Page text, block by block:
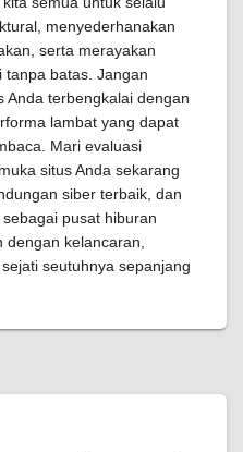
menyederhanakan
serta merayakan
tanpa batas. Jangan
Anda terbengkalai dengan
lambat yang dapat
Mari evaluasi
situs Anda sekarang
siber terbaik, dan
pusat hiburan
kelancaran,
seutuhnya sepanjang